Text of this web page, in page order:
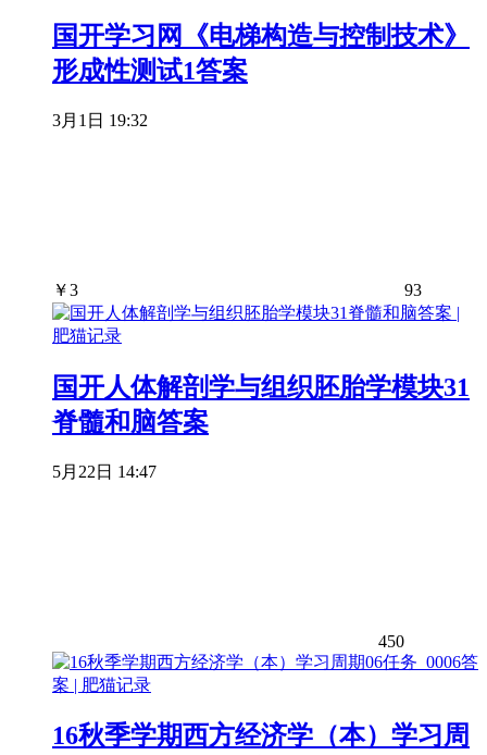
国开学习网《电梯构造与控制技术》
形成性测试1答案
3月1日 19:32
￥3 93
国开人体解剖学与组织胚胎学模块31
脊髓和脑答案
5月22日 14:47
450
16秋季学期西方经济学（本）学习周